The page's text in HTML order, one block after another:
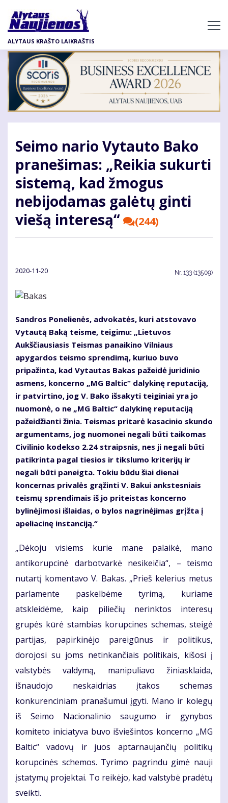
pagrindinį
turinį
ALYTAUS KRAŠTO LAIKRAŠTIS
Seimo nario Vytauto Bako
pranešimas: „Reikia sukurti
sistemą, kad žmogus
nebijodamas galėtų ginti
viešą interesą“
(244)
2020-11-20 Nr. 133 (13509)
Sandros Ponelienės, advokatės, kuri atstovavo
Vytautą Baką teisme, teigimu: „Lietuvos
Aukščiausiasis Teismas panaikino Vilniaus
apygardos teismo sprendimą, kuriuo buvo
pripažinta, kad Vytautas Bakas pažeidė juridinio
asmens, koncerno „MG Baltic“ dalykinę reputaciją,
ir patvirtino, jog V. Bako išsakyti teiginiai yra jo
nuomonė, o ne „MG Baltic“ dalykinę reputaciją
pažeidžianti žinia. Teismas pritarė kasacinio skundo
argumentams, jog nuomonei negali būti taikomas
Civilinio kodekso 2.24 straipsnis, nes ji negali būti
patikrinta pagal tiesios ir tikslumo kriterijų ir
negali būti paneigta. Tokiu būdu šiai dienai
koncernas privalės grąžinti V. Bakui ankstesniais
teismų sprendimais iš jo priteistas koncerno
bylinėjimosi išlaidas, o bylos nagrinėjimas grįžta į
apeliacinę instanciją.“
„Dėkoju visiems kurie mane palaikė, mano
antikorupcinė darbotvarkė nesikeičia“, – teismo
nutartį komentavo V. Bakas. „Prieš kelerius metus
parlamente paskelbėme tyrimą, kuriame
atskleidėme, kaip piliečių nerinktos interesų
grupės kūrė stambias korupcines schemas, steigė
partijas, papirkinėjo pareigūnus ir politikus,
dorojosi su joms netinkančiais politikais, kišosi į
valstybės valdymą, manipuliavo žiniasklaida,
išnaudojo neskaidrias įtakos schemas
konkurenciniam pranašumui įgyti. Mano ir kolegų
iš Seimo Nacionalinio saugumo ir gynybos
komiteto iniciatyva buvo išviešintos koncerno „MG
Baltic“ vadovų ir juos aptarnaujančių politikų
korupcinės schemos. Tyrimo pagrindu gimė nauji
įstatymų projektai. To reikėjo, kad valstybė pradėtų
sveikti.